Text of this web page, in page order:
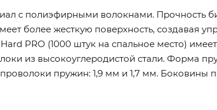
с полиэфирными волокнами. Прочность
более жесткую поверхность, создавая
PRO (1000 штук на спальное место)
из высокоуглеродистой стали. Форма
пружин: 1,9 мм и 1,7 мм. Боковины